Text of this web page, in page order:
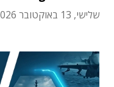
שלישי, 13 באוקטובר 2026